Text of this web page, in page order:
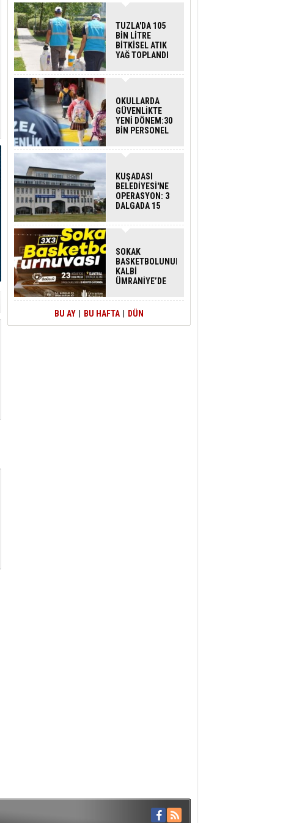
TUZLA'DA 105
BİN LİTRE
BİTKİSEL ATIK
YAĞ TOPLANDI
OKULLARDA
GÜVENLİKTE
YENİ DÖNEM:30
BİN PERSONEL
DEDEKTÖRLÜ
KUŞADASI
BELEDİYESİ'NE
OPERASYON: 3
DALGADA 15
SOKAK
BASKETBOLUNUN
KALBİ
ÜMRANİYE’DE
BU AY BU HAFTA DÜN